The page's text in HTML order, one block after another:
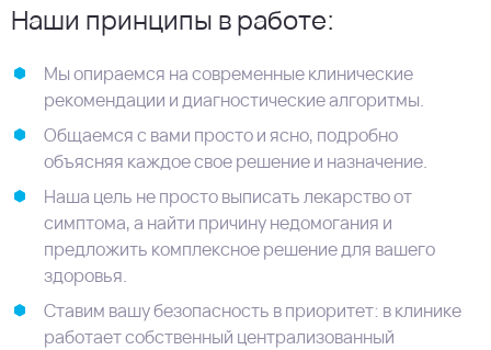
Наши принципы в работе:
Мы опираемся на современные клинические
рекомендации и диагностические алгоритмы.
Общаемся с вами просто и ясно, подробно
объясняя каждое свое решение и назначение.
Наша цель не просто выписать лекарство от
симптома, а найти причину недомогания и
предложить комплексное решение для вашего
здоровья.
Ставим вашу безопасность в приоритет: в клинике
работает собственный централизованный